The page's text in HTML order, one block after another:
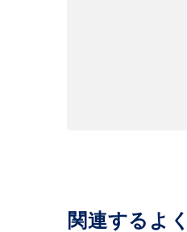
関連するよ